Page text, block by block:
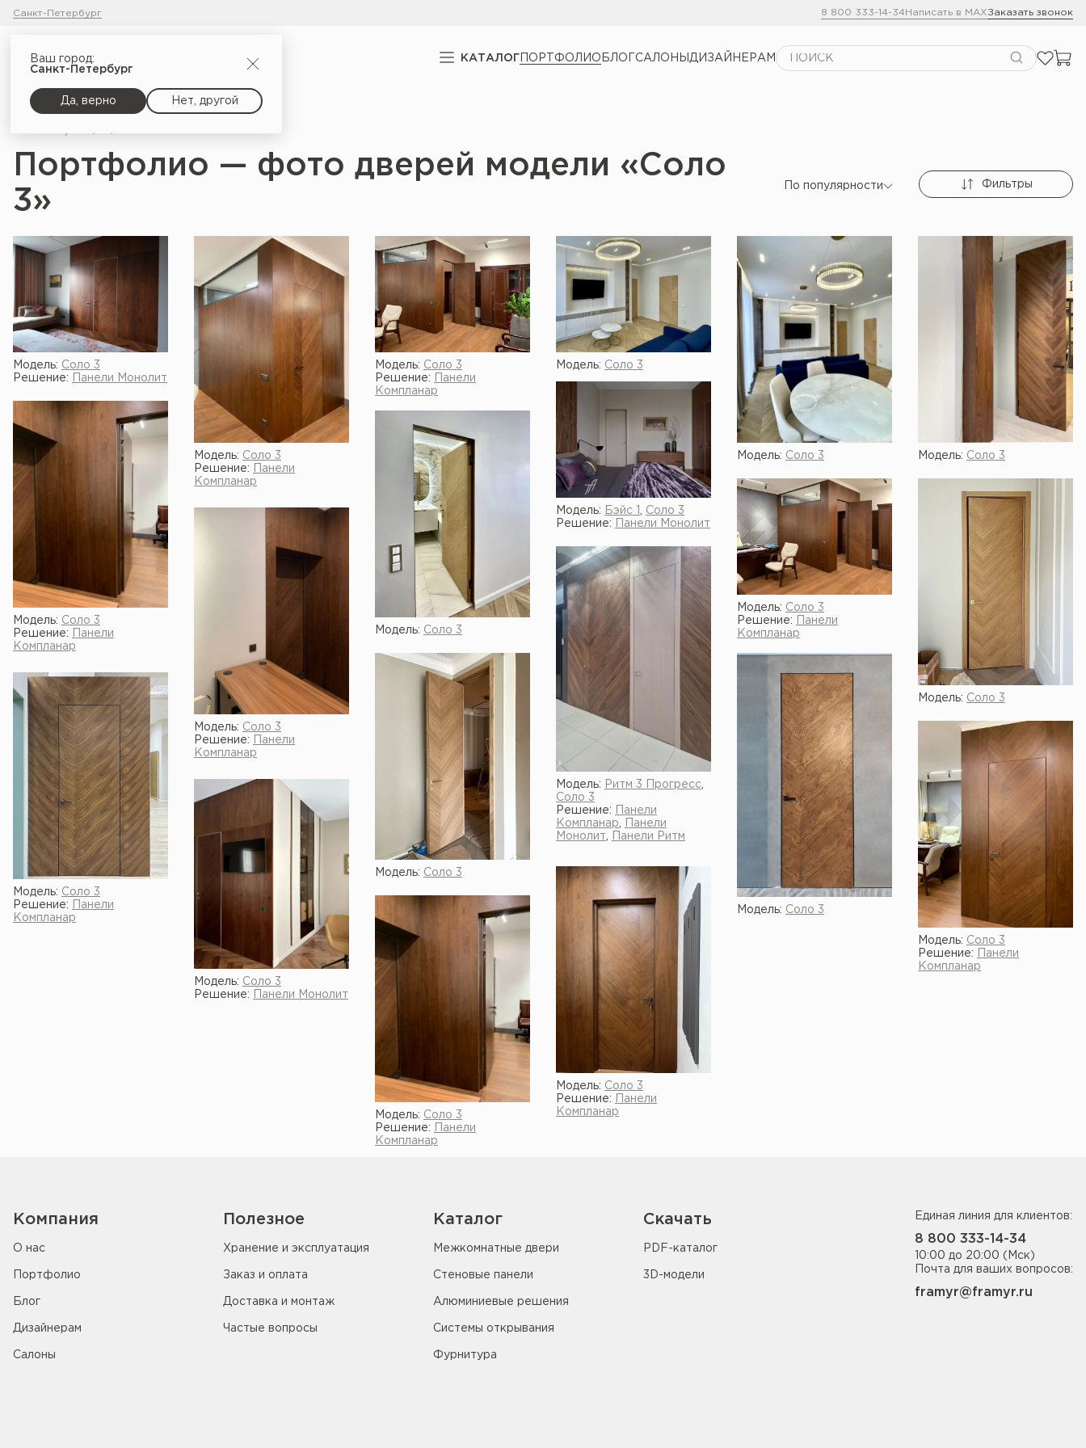
Санкт-Петербург 8 800 333-14-34Написать в MAXЗаказать звонок
КАТАЛОГ ПОРТФОЛИО БЛОГСАЛОНЫ ДИЗАЙНЕРАМ
Ваш город:
Санкт-Петербург
Да, верно Нет, другой
Портфолио — фото дверей модели «Соло
3»
По популярности Фильтры
Модель: Соло 3
Решение:
Панели Монолит
Модель: Соло 3
Решение:
Панели
Компланар
Модель: Соло 3
Решение:
Панели
Компланар
Модель: Соло 3
Модель: Соло 3 Модель: Соло 3
Модель: Бэйс 1
Соло 3
Решение:
Панели Монолит
Модель: Соло 3
Решение:
Панели
Компланар
Модель: Соло 3
Модель: Соло 3
Решение:
Панели
Компланар
Модель: Соло 3
Модель: Соло 3
Решение:
Панели
Компланар
Модель: Ритм 3 Прогресс
Соло 3
Решение:
Панели
Компланар
Панели
Монолит
Панели Ритм
Модель: Соло 3
Модель: Соло 3
Модель: Соло 3
Решение:
Панели
Компланар
Модель: Соло 3
Решение:
Панели
Компланар
Модель: Соло 3
Решение:
Панели Монолит
Модель: Соло 3
Решение:
Панели
Компланар
Модель: Соло 3
Решение:
Панели
Компланар
Компания
О нас
Портфолио
Блог
Дизайнерам
Салоны
Полезное
Хранение и эксплуатация
Заказ и оплата
Доставка и монтаж
Частые вопросы
Каталог
Межкомнатные двери
Стеновые панели
Алюминиевые решения
Системы открывания
Фурнитура
Скачать
PDF-каталог
3D-модели
Единая линия для клиентов:
8 800 333-14-34
10:00 до 20:00 (Мск)
Почта для ваших вопросов:
framyr@framyr.ru